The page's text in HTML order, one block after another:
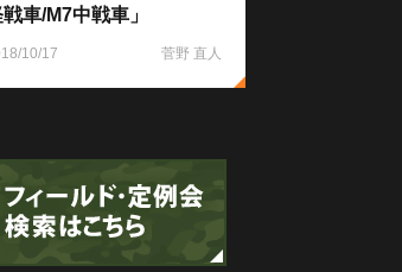
車/M7中戦車」
10/17 菅野 直人